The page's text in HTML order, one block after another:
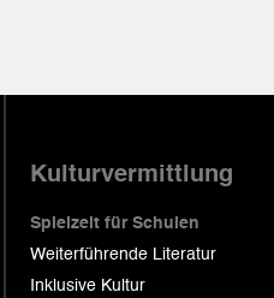
Kulturvermittlung
Spielzeit für Schulen
Weiterführende Literatur
Inklusive Kultur